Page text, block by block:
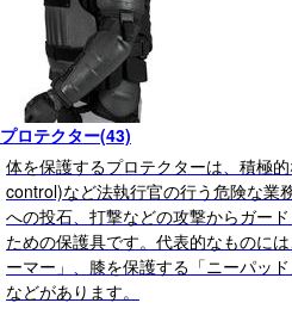
プロテクター(43)
体を保護するプロテクターは、積極
control)など法執行官の行う危険な業
への投石、打撃などの攻撃からガー
ための保護具です。代表的なものに
ーマー」、膝を保護する「ニーパッ
などがあります。